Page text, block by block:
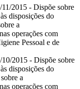
2015 - Dispõe sobre
disposições do
a
nas operações com
Pessoal e de
2015 - Dispõe sobre
disposições do
a
nas operações com